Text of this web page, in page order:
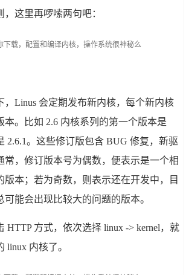
这里再啰嗦两句吧：
，Linus 会定期发布新内核，每个新内核
本。比如 2.6 内核系列的第一个版本是
2.6.1。这些修订版包含 BUG 修复，新驱
常，修订版本号为偶数，便表示是一个相
版本；若为奇数，则表示还在开发中，目
能会出现比较大的问题的版本。
HTTP 方式，依次选择 linux -> kernel，就
linux 内核了。